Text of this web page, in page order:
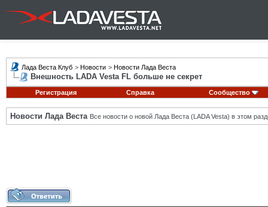
Лада Веста Клуб > Новости > Новости Лада Веста
Внешность LADA Vesta FL больше не секрет
Регистрация Справка Сообщество
Новости Лада Веста Все новости о новой Лада Веста (LADA Vesta) в этом